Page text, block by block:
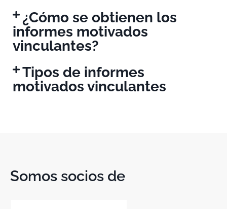
¿Cómo se obtienen los
informes motivados
vinculantes?
Tipos de informes
motivados vinculantes
Somos socios de